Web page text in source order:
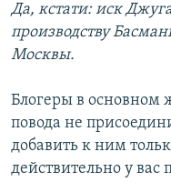
Да, кстати: иск
производству
Москвы.
Блогеры в основном
повода не
добавить к ним
действительно у вас